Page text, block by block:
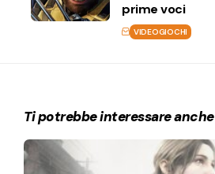
prime voci
VIDEOGIOCHI
Ti potrebbe interessare anche